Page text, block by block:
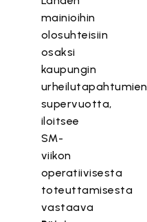
mainioihin
olosuhteisiin
osaksi
kaupungin
urheilutapahtumien
supervuotta,
iloitsee
SM-
viikon
operatiivisesta
toteuttamisesta
vastaava